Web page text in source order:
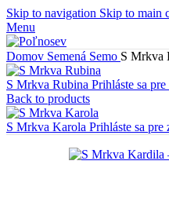
Skip to navigation Skip to main
Menu
Domov Semená Semo S Mrkva
S Mrkva Rubina Prihláste sa
Back to products
S Mrkva Karola Prihláste sa pre